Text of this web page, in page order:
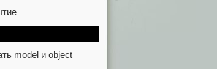
model и object